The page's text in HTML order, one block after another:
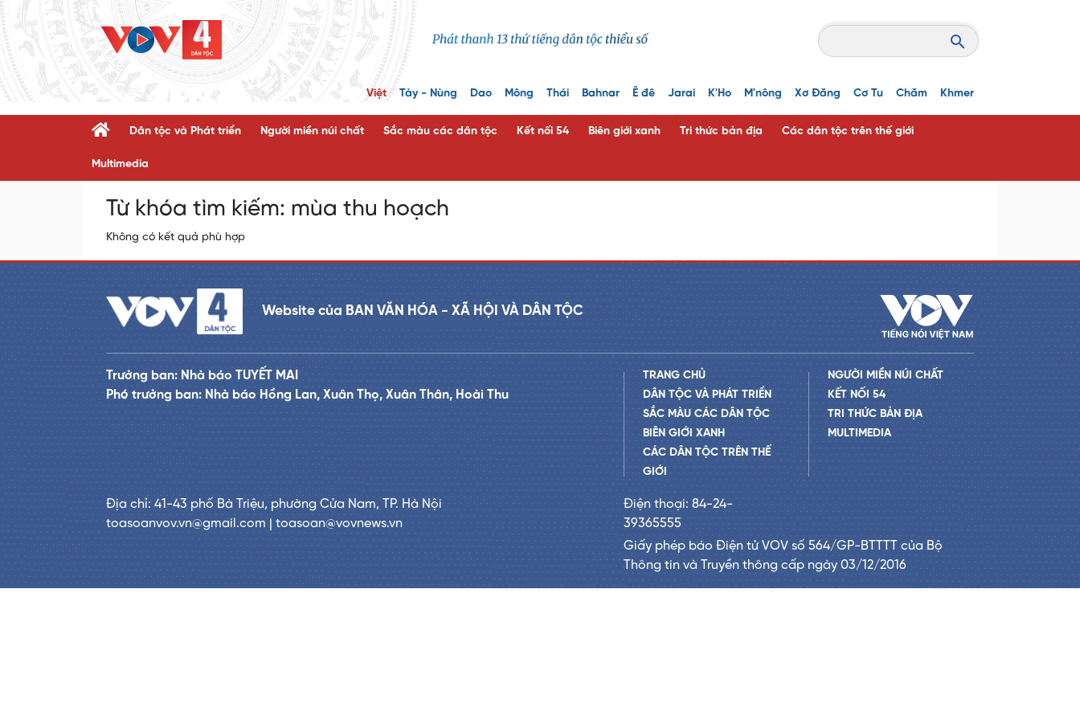
Việt Tày - Nùng Dao Mông Thái Bahnar Ê đê Jarai K'Ho M'nông Xơ Đăng Cơ Tu Chăm Khmer
Dân tộc và Phát triển Người miền núi chất Sắc màu các dân tộc Kết nối 54 Biên giới xanh Tri thức bản địa Các dân tộc trên thế giới
Multimedia
Từ khóa tìm kiếm: mùa thu hoạch
Không có kết quả phù hợp
Website của BAN VĂN HÓA - XÃ HỘI VÀ DÂN TỘC
Trưởng ban: Nhà báo TUYẾT MAI
Phó trưởng ban: Nhà báo Hồng Lan, Xuân Thọ, Xuân Thân, Hoài Thu
TRANG CHỦ
DÂN TỘC VÀ PHÁT TRIỂN
SẮC MÀU CÁC DÂN TỘC
BIÊN GIỚI XANH
CÁC DÂN TỘC TRÊN THẾ
GIỚI
NGƯỜI MIỀN NÚI CHẤT
KẾT NỐI 54
TRI THỨC BẢN ĐỊA
MULTIMEDIA
Địa chỉ: 41-43 phố Bà Triệu, phường Cửa Nam, TP. Hà Nội
toasoanvov.vn@gmail.com | toasoan@vovnews.vn
Điện thoại: 84-24-
39365555
Giấy phép báo Điện tử VOV số 564/GP-BTTTT của Bộ
Thông tin và Truyền thông cấp ngày 03/12/2016